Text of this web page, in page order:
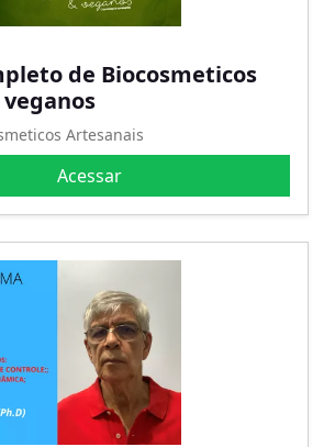
de Biocosmeticos
Artesanais
Acessar